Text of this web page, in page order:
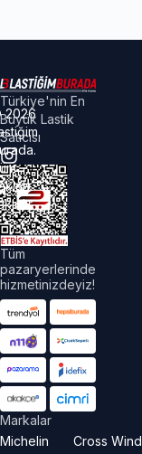
Türkiye'nin En
Büyük Lastik
Satıcısı
Tüm
pazaryerlerinde
hizmetinizdeyiz!
Markalar
Michelin
Cross Wind
2026